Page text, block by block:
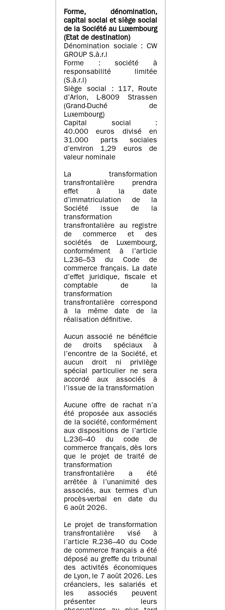
Forme, dénomination,
capital social et siège social
de la Société au Luxembourg
(Etat de destination)
Dénomination sociale : CW
GROUP S.à.r.l
Forme : société à
responsabilité limitée
(S.à.r.l)
Siège social : 117, Route
d’Arlon, L-8009 Strassen
(Grand-Duché de
Luxembourg)
Capital social :
40.000 euros divisé en
31.000 parts sociales
d’environ 1,29 euros de
valeur nominale
La transformation
transfrontalière prendra
effet à la date
d’immatriculation de la
Société issue de la
transformation
transfrontalière au registre
de commerce et des
sociétés de Luxembourg,
conformément à l’article
L.236–53 du Code de
commerce français. La date
d’effet juridique, fiscale et
comptable de la
transformation
transfrontalière correspond
à la même date de la
réalisation définitive.
Aucun associé ne bénéficie
de droits spéciaux à
l’encontre de la Société, et
aucun droit ni privilège
spécial particulier ne sera
accordé aux associés à
l’issue de la transformation
Aucune offre de rachat n’a
été proposée aux associés
de la société, conformément
aux dispositions de l’article
L.236–40 du code de
commerce français, dès lors
que le projet de traité de
transformation
transfrontalière a été
arrêtée à l’unanimité des
associés, aux termes d’un
procès-verbal en date du
6 août 2026.
Le projet de transformation
transfrontalière visé à
l’article R.236–40 du Code
de commerce français a été
déposé au greffe du tribunal
des activités économiques
de Lyon, le 7 août 2026. Les
créanciers, les salariés et
les associés peuvent
présenter leurs